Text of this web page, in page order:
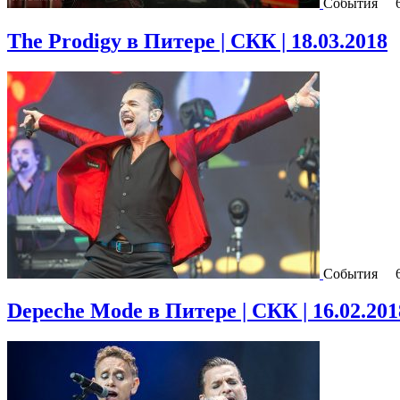
The Prodigy в Питере | СКК | 18.03.2018
События
Depeche Mode в Питере | СКК |